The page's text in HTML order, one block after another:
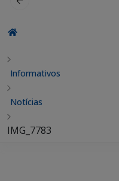
Informativos
Notícias
IMG_7783